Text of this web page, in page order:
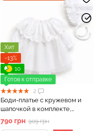
Хит
−13%
10
Готов к отправке
2
Боди-платье с кружевом и
шапочкой в ​​комплекте,
длинный рукав, Белый, 73 см,
9 месяцев
790 грн 909 грн